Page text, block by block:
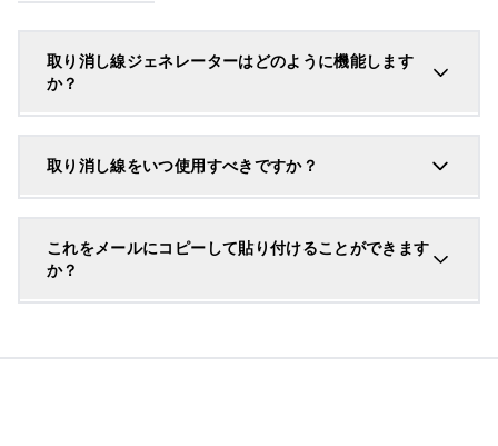
取り消し線ジェネレーターはどのように機能します
か？
取り消し線をいつ使用すべきですか？
これをメールにコピーして貼り付けることができます
か？